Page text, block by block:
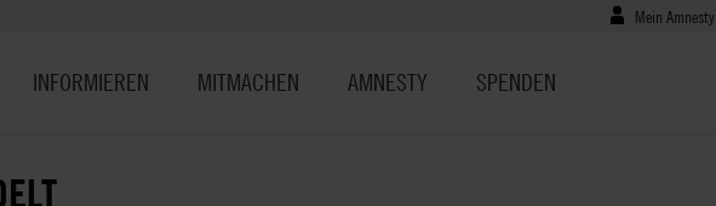
Benutzermenü
Mein Amnesty
INFORMIEREN MITMACHEN AMNESTY SPENDEN